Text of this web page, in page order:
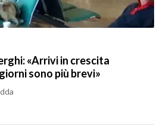
«Arrivi in crescita
sono più brevi»